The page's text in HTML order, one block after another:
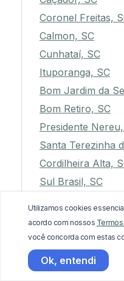
Coronel Freitas,
Calmon, SC
Cunhataí, SC
Ituporanga, SC
Bom Jardim da
Bom Retiro, SC
Presidente
Santa Terezinha
Cordilheira Alta,
Sul Brasil, SC
São Pedro de
Balneário Arroio
Águas de
Passo de Torres,
Utilizamos cookies
acordo com nossos
você concorda com estas
Ok, entendi